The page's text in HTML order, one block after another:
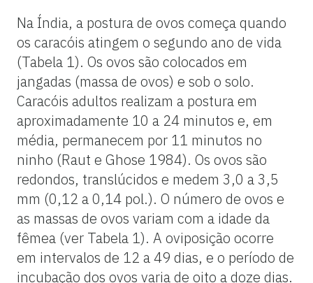
Na Índia, a postura de ovos começa quando
os caracóis atingem o segundo ano de vida
(Tabela 1). Os ovos são colocados em
jangadas (massa de ovos) e sob o solo.
Caracóis adultos realizam a postura em
aproximadamente 10 a 24 minutos e, em
média, permanecem por 11 minutos no
ninho (Raut e Ghose 1984). Os ovos são
redondos, translúcidos e medem 3,0 a 3,5
mm (0,12 a 0,14 pol.). O número de ovos e
as massas de ovos variam com a idade da
fêmea (ver Tabela 1). A oviposição ocorre
em intervalos de 12 a 49 dias, e o período de
incubação dos ovos varia de oito a doze dias.